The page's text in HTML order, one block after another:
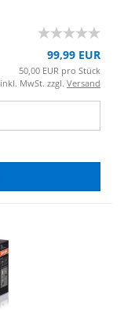
99,99 EUR
50,00 EUR pro Stück
inkl. MwSt. zzgl. Versand